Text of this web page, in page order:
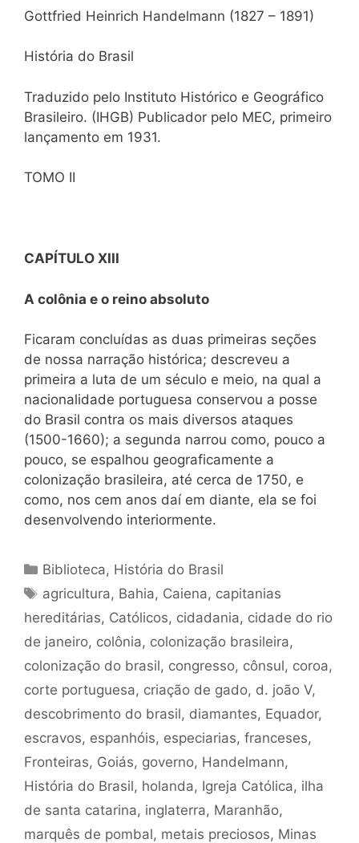
Gottfried Heinrich Handelmann (1827 – 1891)
História do Brasil
Traduzido pelo Instituto Histórico e Geográfico
Brasileiro. (IHGB) Publicador pelo MEC, primeiro
lançamento em 1931.
TOMO II
CAPÍTULO XIII
A colônia e o reino absoluto
Ficaram concluídas as duas primeiras seções
de nossa narração histórica; descreveu a
primeira a luta de um século e meio, na qual a
nacionalidade portuguesa conservou a posse
do Brasil contra os mais diversos ataques
(1500-1660); a segunda narrou como, pouco a
pouco, se espalhou geograficamente a
colonização brasileira, até cerca de 1750, e
como, nos cem anos daí em diante, ela se foi
desenvolvendo interiormente.
Categorias
Biblioteca, História do Brasil
Tags
agricultura, Bahia, Caiena, capitanias
hereditárias, Católicos, cidadania, cidade do rio
de janeiro, colônia, colonização brasileira,
colonização do brasil, congresso, cônsul, coroa,
corte portuguesa, criação de gado, d. joão V,
descobrimento do brasil, diamantes, Equador,
escravos, espanhóis, especiarias, franceses,
Fronteiras, Goiás, governo, Handelmann,
História do Brasil, holanda, Igreja Católica, ilha
de santa catarina, inglaterra, Maranhão,
marquês de pombal, metais preciosos, Minas